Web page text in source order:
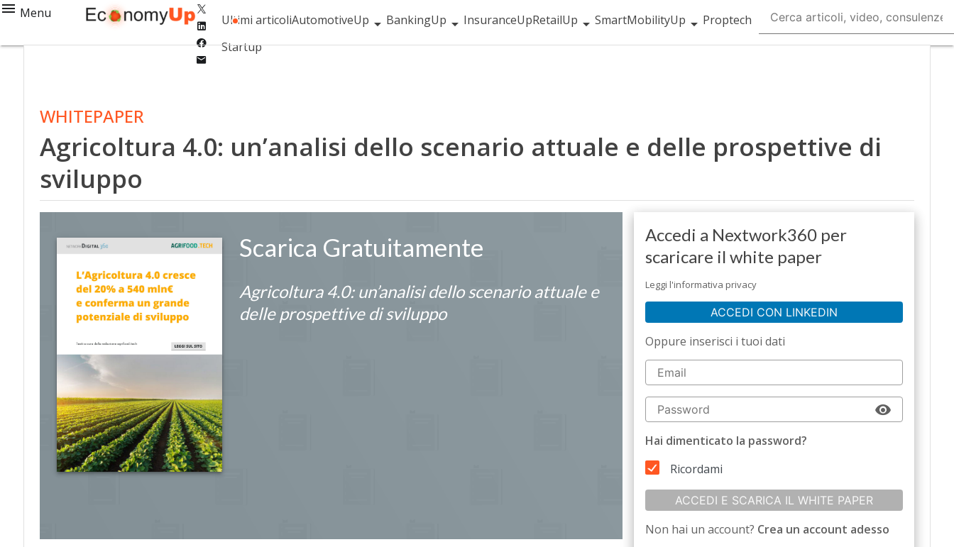
Menu
Linkedin
Facebook
Ultimi articoliAutomotiveUp BankingUp InsuranceUpRetailUp SmartMobilityUp
Proptech
Startup
WHITEPAPER
Agricoltura 4.0: un’analisi dello scenario attuale e delle prospettive di
sviluppo
Scarica Gratuitamente
Agricoltura 4.0: un’analisi dello scenario attuale e
delle prospettive di sviluppo
Accedi a Nextwork360 per
scaricare il white paper
Leggi l'informativa privacy
ACCEDI CON LINKEDIN
Oppure inserisci i tuoi dati
Hai dimenticato la password?
Ricordami
ACCEDI E SCARICA IL WHITE PAPER
Non hai un account? Crea un account adesso